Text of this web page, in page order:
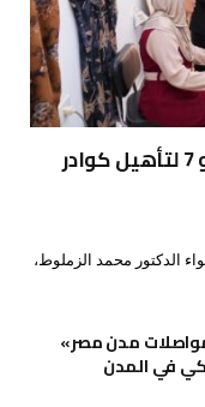
تطوير مركز التدريب المهني بالكيلو 7 لتأهيل كوادر
الدكتور محمد الزملوط،
مدن مصر»
في المدن